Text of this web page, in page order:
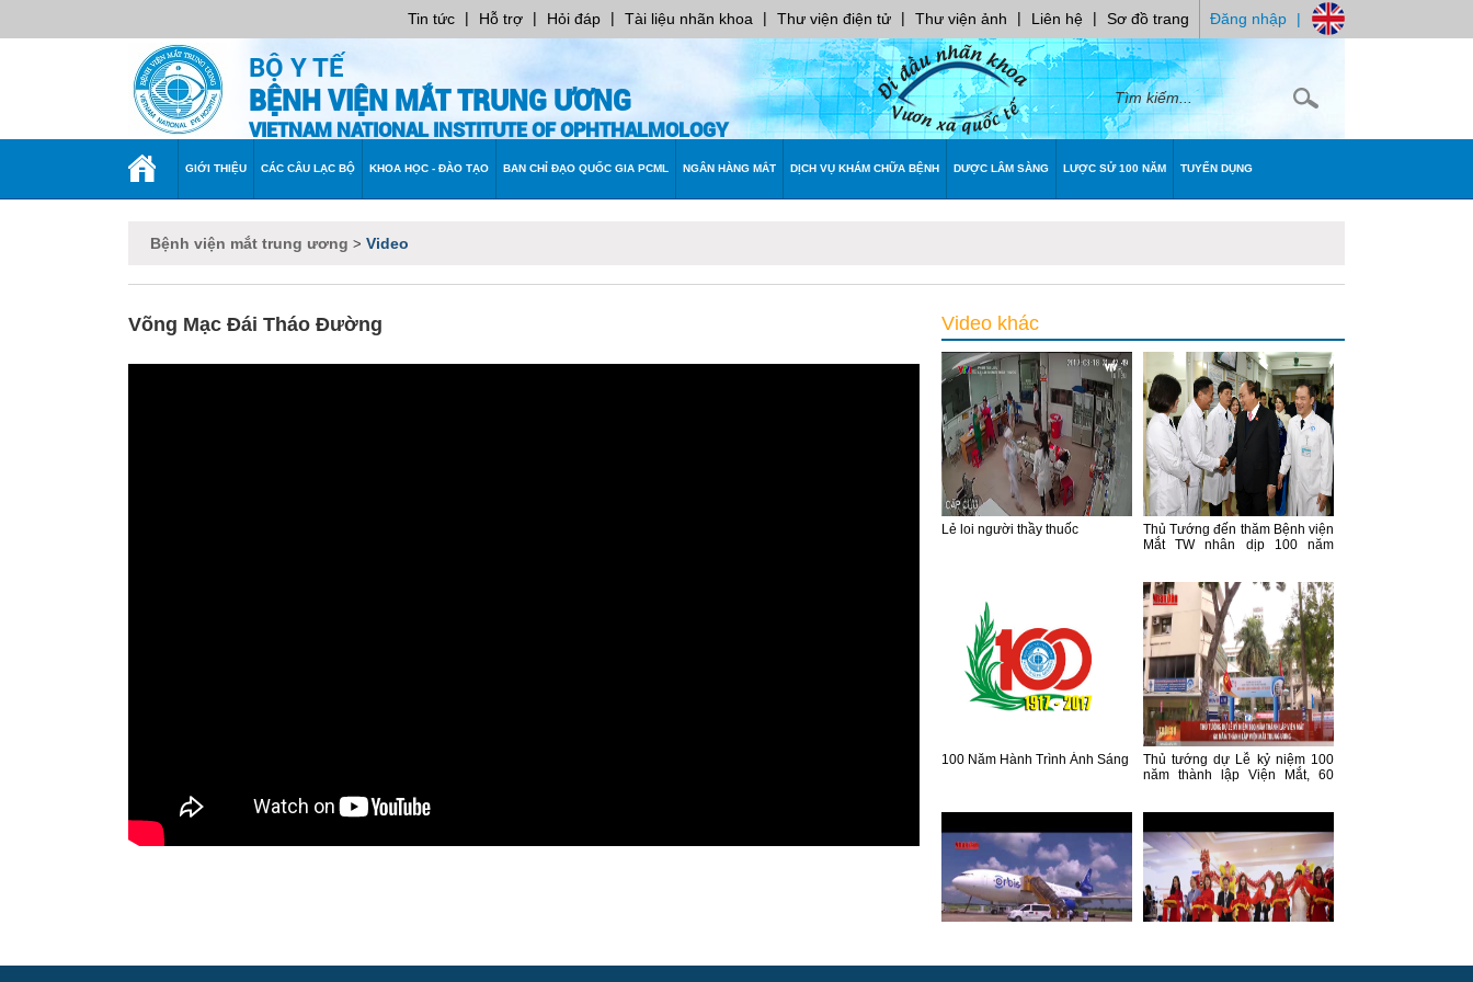
Tin tức | Hỗ trợ | Hỏi đáp | Tài liệu nhãn khoa | Thư viện điện tử | Thư viện ảnh | Liên hệ | Sơ đồ trang Đăng nhập |
BỘ Y TẾ
BỆNH VIỆN MẮT TRUNG ƯƠNG
VIETNAM NATIONAL INSTITUTE OF OPHTHALMOLOGY
TRANG GIỚI THIỆU CÁC CÂU LẠC BỘ KHOA HỌC - ĐÀO TẠO BAN CHỈ ĐẠO QUỐC GIA PCML NGÂN HÀNG MẮT DỊCH VỤ KHÁM CHỮA BỆNH DƯỢC LÂM SÀNG LƯỢC SỬ 100 NĂM TUYỂN DỤNG
Bệnh viện mắt trung ương > Video
Võng Mạc Đái Tháo Đường Video khác
Lẻ loi người thầy thuốc
Thủ Tướng đến thăm Bệnh viện
Mắt TW nhân dịp 100 năm
Thời Sự VTV1
100 Năm Hành Trình Ánh Sáng
Thủ tướng dự Lễ kỷ niệm 100
năm thành lập Viện Mắt, 60